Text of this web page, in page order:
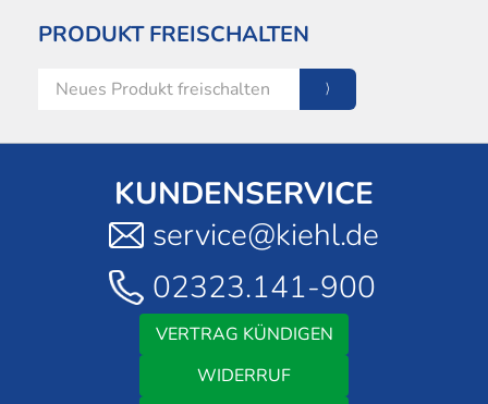
PRODUKT FREISCHALTEN
KUNDENSERVICE
service@kiehl.de
02323.141-900
VERTRAG KÜNDIGEN
WIDERRUF